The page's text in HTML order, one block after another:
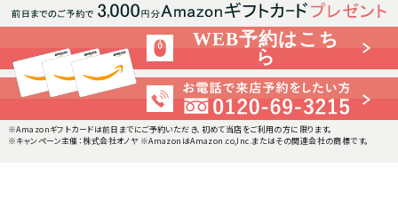
WEB予約はこち
ら
※Amazonギフトカードは前日までにご予約いただき、初めて当店をご利用の方に限ります。
※キャンペーン主催：株式会社オノヤ ※AmazonはAmazon.co,Inc.またはその関連会社の商標です。